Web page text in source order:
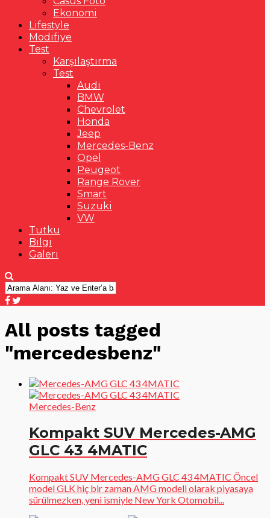
Ekonomi
Lifestyle
Modifiye
Test
Karşılaştırma
Test
Audi
BMW
Chevrolet
Honda
Jeep
Mercedes-Benz
Opel
Peugeot
Range Rover
Smart
Suzuki
VW
Tutku
Bilgi
Galeri
All posts tagged
"mercedesbenz"
Mercedes-Benz
Kompakt SUV Mercedes-AMG
GLC 43 4MATIC
Kompakt SUV Mercedes-AMG GLC 43 4MATIC Öncel
model GLK hiç bir zaman AMG modeli olarak piyasaya
sürülmezken, yeni ismiyle New York Otomobil...